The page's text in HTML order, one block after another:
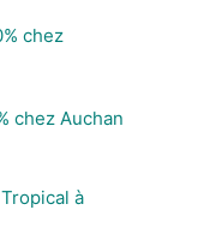
chez
chez Auchan
à